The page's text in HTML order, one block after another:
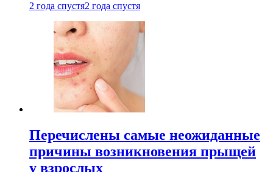
2 года спустя2 года спустя
Перечислены самые неожиданные
причины возникновения прыщей
у взрослых